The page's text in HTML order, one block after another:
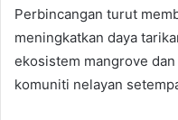
Perbincangan turut
meningkatkan daya
ekosistem mangrove
komuniti nelayan